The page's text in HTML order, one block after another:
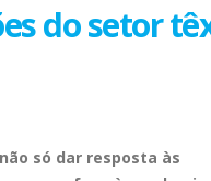
do setor
só dar resposta às